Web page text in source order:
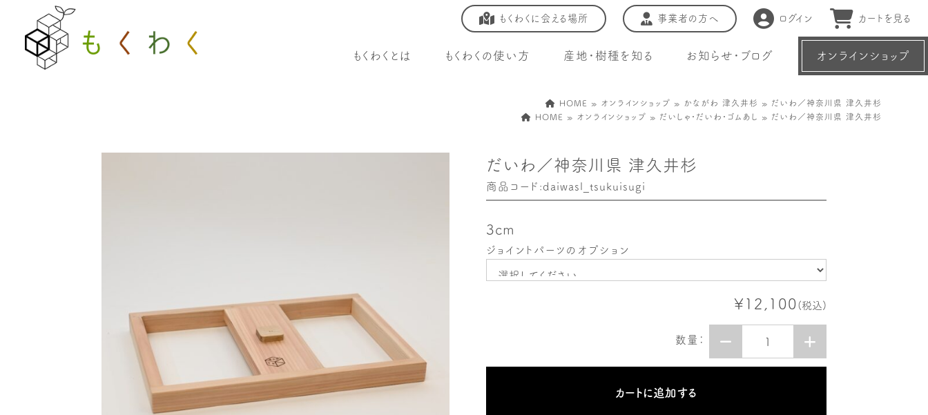
もくわくに会える場所 事業者の方へ ログイン カートを見る
オンラインショップ
もくわくとは もくわくの使い方 産地・樹種を知る お知らせ・ブログ
HOME » オンラインショップ » かながわ 津久井杉
» だいわ／神奈川県 津久井杉
HOME
» オンラインショップ » だいしゃ・だいわ・ゴムあし » だいわ／神奈川県 津久井杉
だいわ／神奈川県 津久井杉
商品コード:daiwasl_tsukuisugi
3cm
ジョイントパーツのオプション
¥12,100 (税込)
数量：